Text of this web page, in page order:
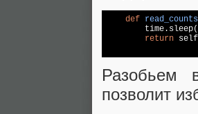
def read_counts
return
Разобьем
позволит